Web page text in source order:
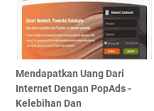
Mendapatkan Uang Dari
Internet Dengan PopAds -
Kelebihan Dan